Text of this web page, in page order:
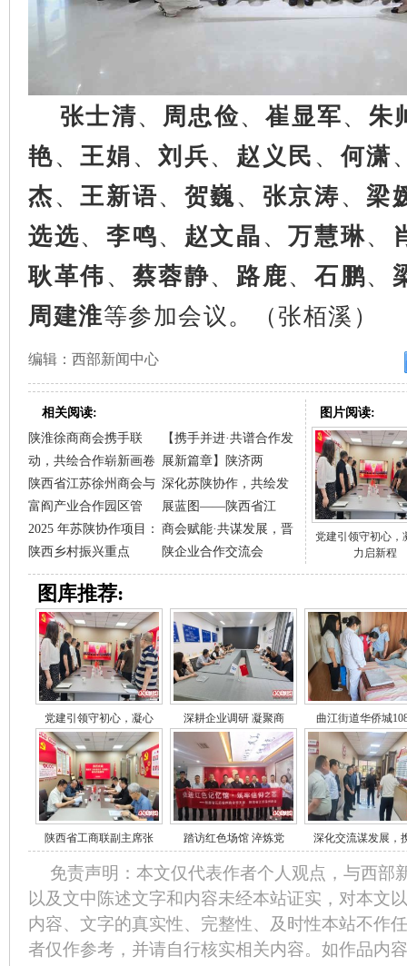
张士清、 周忠俭、崔显军、 朱
艳、王娟、刘兵、 赵义民、何潇
杰、王新语、 贺巍、 张京涛、 梁
选选、 李鸣、 赵文晶、万慧琳、
耿革伟、 蔡蓉静、 路鹿、 石鹏、
周建淮等参加会议。（张栢溪）
编辑：西部新闻中心
相关阅读:
陕淮徐商商会携手联
动，共绘合作崭新画卷
【携手并进·共谱合作发
展新篇章】陕济两
陕西省江苏徐州商会与
富阎产业合作园区管
深化苏陕协作，共绘发
展蓝图——陕西省江
2025 年苏陕协作项目：
陕西乡村振兴重点
商会赋能·共谋发展，晋
陕企业合作交流会
图片阅读:
党建引领守初心，
力启新程
图库推荐:
党建引领守初心，凝心 深耕企业调研 凝聚商 曲江街道华侨城
陕西省工商联副主席张 踏访红色场馆 淬炼党 深化交流谋发展，
免责声明：本文仅代表作者个人观点，与西部
以及文中陈述文字和内容未经本站证实，对本文
内容、文字的真实性、完整性、及时性本站不作
者仅作参考，并请自行核实相关内容。如作品内